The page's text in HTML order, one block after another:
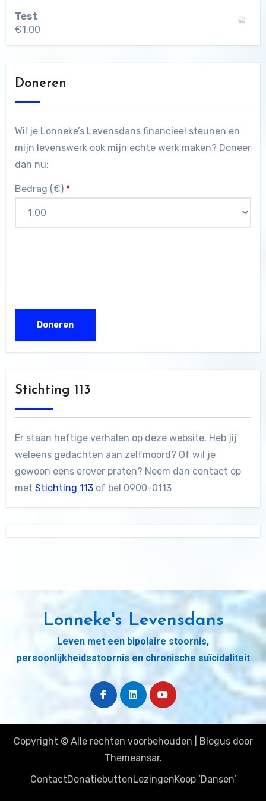
Test
€1,00
Doneren
Wil je Lonneke’s Levensdans financieel steunen en
mijn levenswerk ook mijn echte werk maken? Doneer
dan nu:
Bedrag (€) *
Stichting 113
Er staan heftige verhalen op deze website. Heb jij
weleens gedachten aan zelfmoord? Of wil je
gewoon eens erover praten? Neem dan contact op
met Stichting 113of bel 0900-0113
Lonneke's Levensdans
Leven met een bipolaire stoornis,
persoonlijkheidsstoornis en chronische suïcidaliteit
Copyright © Alle rechten voorbehouden Blogusdoor
Themeansar.
ContactDonatiebuttonLezingenKoop ‘Dansen’